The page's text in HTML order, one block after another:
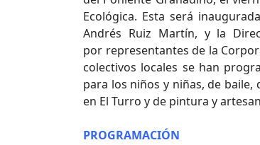
Ecológica. Esta será
Andrés Ruiz Martín, y la
por representantes de la
colectivos locales se han
para los niños y niñas, de
en El Turro y de pintura y
PROGRAMACIÓN